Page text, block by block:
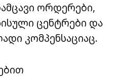
ორდერები,
ცენტრები და
კომპენსაციაც.